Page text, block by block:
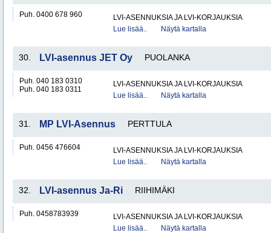
Puh. 0400 678 960
LVI-ASENNUKSIA JA LVI-KORJAUKSIA
Lue lisää..
Näytä kartalla
30. LVI-asennus JET Oy PUOLANKA
Puh. 040 183 0310
Puh. 040 183 0311
LVI-ASENNUKSIA JA LVI-KORJAUKSIA
Lue lisää..
Näytä kartalla
31. MP LVI-Asennus PERTTULA
Puh. 0456 476604
LVI-ASENNUKSIA JA LVI-KORJAUKSIA
Lue lisää..
Näytä kartalla
32. LVI-asennus Ja-Ri RIIHIMÄKI
Puh. 0458783939
LVI-ASENNUKSIA JA LVI-KORJAUKSIA
Lue lisää..
Näytä kartalla